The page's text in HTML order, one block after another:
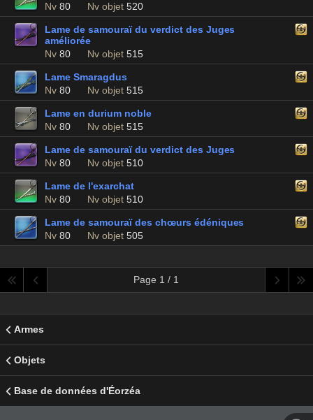
Nv 80 Nv objet 520
Lame de samouraï du verdict des Juges
améliorée
Nv 80 Nv objet 515
Lame Smaragdus
Nv 80 Nv objet 515
Lame en durium noble
Nv 80 Nv objet 515
Lame de samouraï du verdict des Juges
Nv 80 Nv objet 510
Lame de l'exarchat
Nv 80 Nv objet 510
Lame de samouraï des chœurs édéniques
Nv 80 Nv objet 505
Page 1 / 1
Armes
Objets
Base de données d'Éorzéa